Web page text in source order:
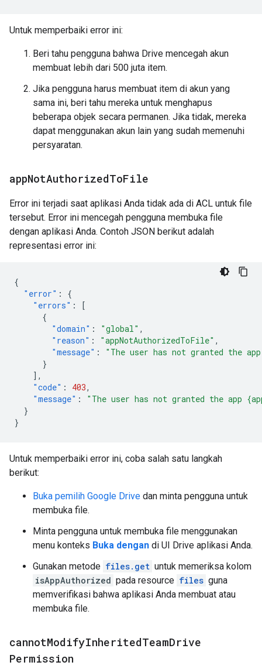
Untuk memperbaiki error ini:
Beri tahu pengguna bahwa Drive mencegah akun
membuat lebih dari 500 juta item.
Jika pengguna harus membuat item di akun yang
sama ini, beri tahu mereka untuk menghapus
beberapa objek secara permanen. Jika tidak, mereka
dapat menggunakan akun lain yang sudah memenuhi
persyaratan.
appNotAuthorizedToFile
Error ini terjadi saat aplikasi Anda tidak ada di ACL untuk file
tersebut. Error ini mencegah pengguna membuka file
dengan aplikasi Anda. Contoh JSON berikut adalah
representasi error ini:
{
"error" :
{
"errors" :
[
{
"domain" : "global" ,
"reason" : "appNotAuthorizedToFile" ,
"message" :
"The user has not granted the
}
],
"code" : 403,
"message" :
"The user has not granted the app
}
}
Untuk memperbaiki error ini, coba salah satu langkah
berikut:
Buka pemilih Google Drive dan minta pengguna untuk
membuka file.
Minta pengguna untuk membuka file menggunakan
menu konteks Buka dengan di UI Drive aplikasi Anda.
Gunakan metode files.get untuk memeriksa kolom
isAppAuthorized pada resource files guna
memverifikasi bahwa aplikasi Anda membuat atau
membuka file.
cannotModifyInheritedTeamDrive
Permission